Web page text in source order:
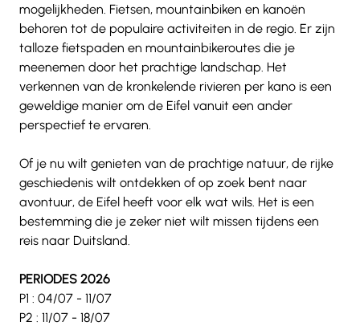
mogelijkheden. Fietsen, mountainbiken en kanoën
behoren tot de populaire activiteiten in de regio. Er zijn
talloze fietspaden en mountainbikeroutes die je
meenemen door het prachtige landschap. Het
verkennen van de kronkelende rivieren per kano is een
geweldige manier om de Eifel vanuit een ander
perspectief te ervaren.
Of je nu wilt genieten van de prachtige natuur, de rijke
geschiedenis wilt ontdekken of op zoek bent naar
avontuur, de Eifel heeft voor elk wat wils. Het is een
bestemming die je zeker niet wilt missen tijdens een
reis naar Duitsland.
PERIODES 2026
P1 : 04/07 - 11/07
P2 : 11/07 - 18/07